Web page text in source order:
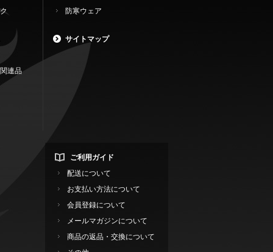
連品
防寒ウェア
サイトマップ
ご利用ガイド
配送について
お支払い方法について
会員登録について
メールマガジンについて
商品の返品・交換について